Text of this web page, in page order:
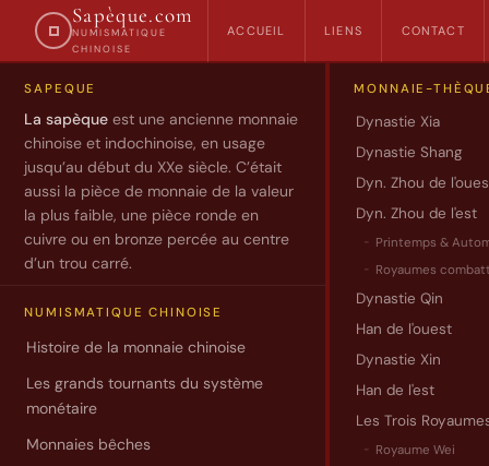
Sapèque.com
NUMISMATIQUE
CHINOISE
ACCUEIL LIENS CONTACT
SAPEQUE
La sapèque est une ancienne monnaie
chinoise et indochinoise, en usage
jusqu’au début du XXe siècle. C’était
aussi la pièce de monnaie de la valeur
la plus faible, une pièce ronde en
cuivre ou en bronze percée au centre
d’un trou carré.
NUMISMATIQUE CHINOISE
Histoire de la monnaie chinoise
Les grands tournants du système
monétaire
Monnaies bêches
Zoom
sur
…
Focus
monnaie
:
Daguan
Tongbao
Pour
MONNAIE-
Dynastie Xia
Dynastie Shang
Dyn. Zhou de
Dyn. Zhou de l'est
Printemps &
Royaumes
Dynastie Qin
Han de l'ouest
Dynastie Xin
Han de l'est
Les Trois
Royaume Wei